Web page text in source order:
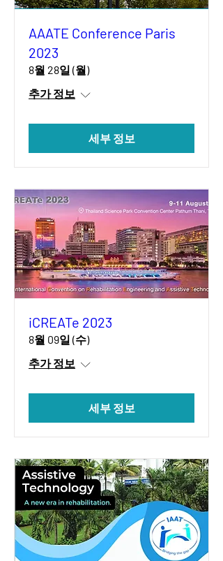
AAATE Conference Paris
2023
8월 28일 (월)
추가 정보
세부 정보
iCREATe 2023
8월 09일 (수)
추가 정보
세부 정보